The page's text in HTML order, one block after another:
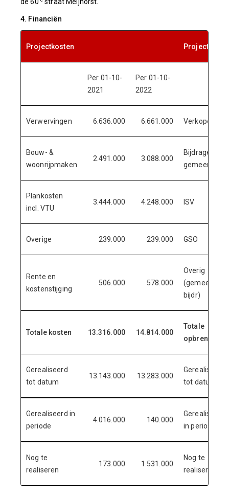
de 60 straat Meijhorst.
4. Financiën
Projectkosten
Per 01-10-
2021
Per 01-10-
2022
Verwervingen 6.636.000 6.661.000 Verkopen
Bouw- &
woonrijpmaken
2.491.000 3.088.000
Bijdrage
gemeente
Plankosten
incl. VTU
3.444.000 4.248.000 ISV
Overige 239.000 239.000 GSO
Rente en
kostenstijging
506.000 578.000
Overig
(gemeent.
bijdr)
Totale kosten 13.316.000 14.814.000
Totale
opbrengsten
Gerealiseerd
tot datum
13.143.000 13.283.000
Gerealiseerd
tot datum
Gerealiseerd in
periode
4.016.000 140.000
Gerealiseerd
in periode
Nog te
realiseren
173.000 1.531.000
Nog te
realiseren